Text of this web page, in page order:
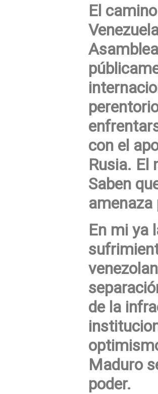
El
con el
Rusia. El
Saben
amenaza
En mi ya
de la
Maduro
poder.